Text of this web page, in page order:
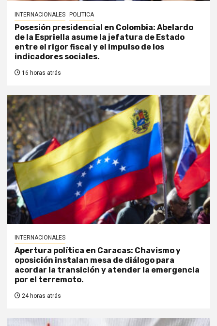
INTERNACIONALES POLITICA
Posesión presidencial en Colombia: Abelardo
de la Espriella asume la jefatura de Estado
entre el rigor fiscal y el impulso de los
indicadores sociales.
16 horas atrás
INTERNACIONALES
Apertura política en Caracas: Chavismo y
oposición instalan mesa de diálogo para
acordar la transición y atender la emergencia
por el terremoto.
24 horas atrás